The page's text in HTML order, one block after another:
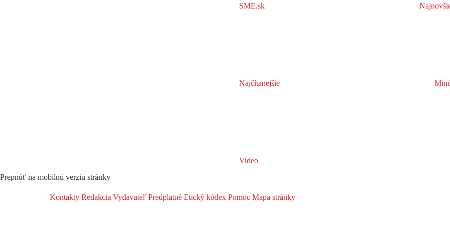
SME.sk
Najčítanejšie
Video
Prepnúť na mobilnú verziu stránky
Kontakty Redakcia Vydavateľ Predplatné Etický kódex Pomoc Mapa stránky